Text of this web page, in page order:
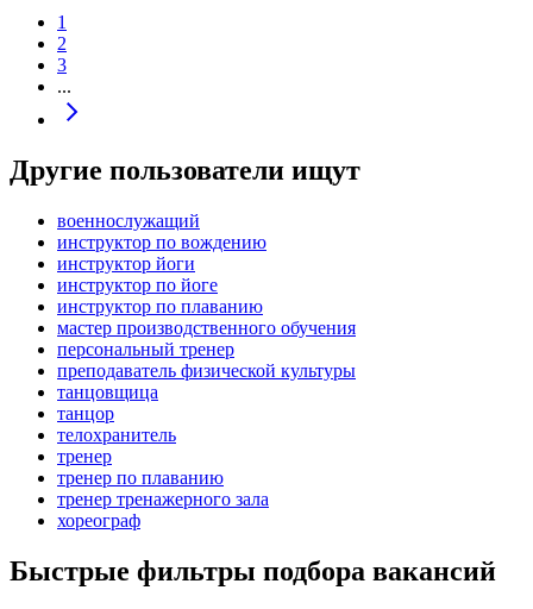
1
2
3
...
Другие пользователи ищут
военнослужащий
инструктор по вождению
инструктор йоги
инструктор по йоге
инструктор по плаванию
мастер производственного обучения
персональный тренер
преподаватель физической культуры
танцовщица
танцор
телохранитель
тренер
тренер по плаванию
тренер тренажерного зала
хореограф
Быстрые фильтры подбора вакансий